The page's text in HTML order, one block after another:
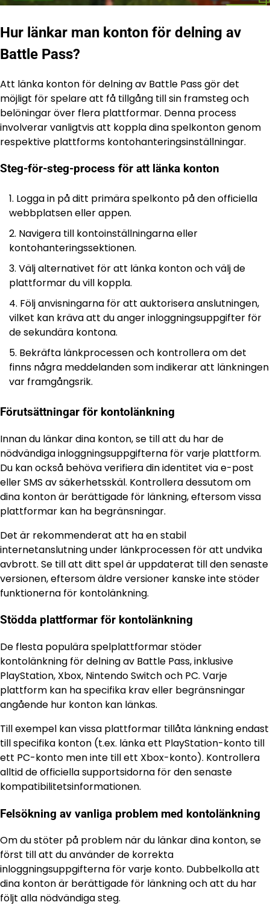
Hur länkar man konton för delning av
Battle Pass?
Att länka konton för delning av Battle Pass gör det
möjligt för spelare att få tillgång till sin framsteg och
belöningar över flera plattformar. Denna process
involverar vanligtvis att koppla dina spelkonton genom
respektive plattforms kontohanteringsinställningar.
Steg-för-steg-process för att länka konton
Logga in på ditt primära spelkonto på den officiella
webbplatsen eller appen.
Navigera till kontoinställningarna eller
kontohanteringssektionen.
Välj alternativet för att länka konton och välj de
plattformar du vill koppla.
Följ anvisningarna för att auktorisera anslutningen,
vilket kan kräva att du anger inloggningsuppgifter för
de sekundära kontona.
Bekräfta länkprocessen och kontrollera om det
finns några meddelanden som indikerar att länkningen
var framgångsrik.
Förutsättningar för kontolänkning
Innan du länkar dina konton, se till att du har de
nödvändiga inloggningsuppgifterna för varje plattform.
Du kan också behöva verifiera din identitet via e-post
eller SMS av säkerhetsskäl. Kontrollera dessutom om
dina konton är berättigade för länkning, eftersom vissa
plattformar kan ha begränsningar.
Det är rekommenderat att ha en stabil
internetanslutning under länkprocessen för att undvika
avbrott. Se till att ditt spel är uppdaterat till den senaste
versionen, eftersom äldre versioner kanske inte stöder
funktionerna för kontolänkning.
Stödda plattformar för kontolänkning
De flesta populära spelplattformar stöder
kontolänkning för delning av Battle Pass, inklusive
PlayStation, Xbox, Nintendo Switch och PC. Varje
plattform kan ha specifika krav eller begränsningar
angående hur konton kan länkas.
Till exempel kan vissa plattformar tillåta länkning endast
till specifika konton (t.ex. länka ett PlayStation-konto till
ett PC-konto men inte till ett Xbox-konto). Kontrollera
alltid de officiella supportsidorna för den senaste
kompatibilitetsinformationen.
Felsökning av vanliga problem med kontolänkning
Om du stöter på problem när du länkar dina konton, se
först till att du använder de korrekta
inloggningsuppgifterna för varje konto. Dubbelkolla att
dina konton är berättigade för länkning och att du har
följt alla nödvändiga steg.